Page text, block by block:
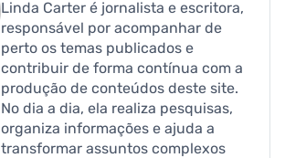
Linda Carter é jornalista e escritora,
responsável por acompanhar de
perto os temas publicados e
contribuir de forma contínua com a
produção de conteúdos deste site.
No dia a dia, ela realiza pesquisas,
organiza informações e ajuda a
transformar assuntos complexos